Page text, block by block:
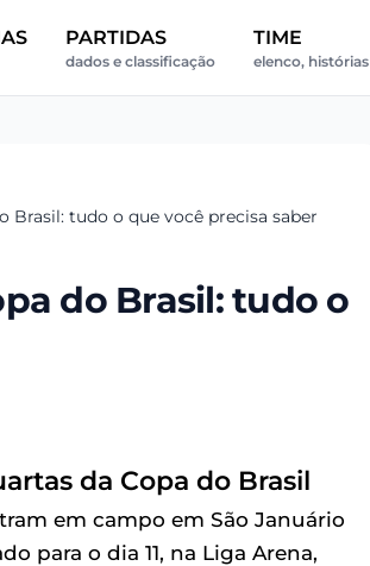
PARTIDAS
dados e classificação
TIME
elenco, histórias
Brasil: tudo o que você precisa saber
do Brasil: tudo o
da Copa do Brasil
em campo em São Januário
para o dia 11, na Liga Arena,